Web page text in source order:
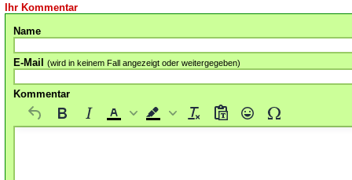
Ihr Kommentar
Name
E-Mail (wird in keinem Fall angezeigt oder weitergegeben)
Kommentar